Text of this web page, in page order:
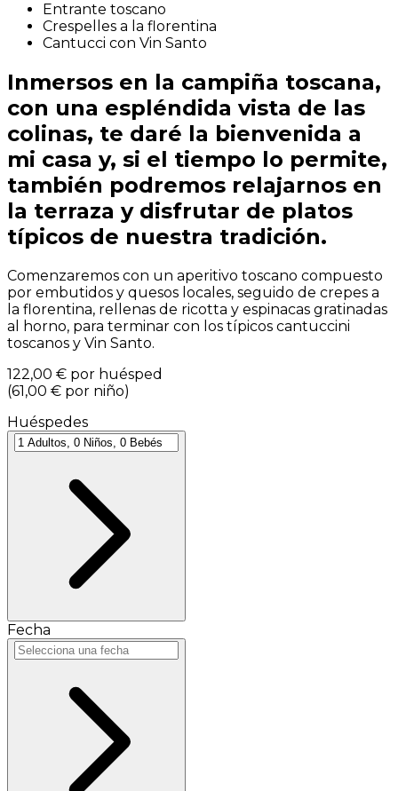
Entrante toscano
Crespelles a la florentina
Cantucci con Vin Santo
Inmersos en la campiña toscana,
con una espléndida vista de las
colinas, te daré la bienvenida a
mi casa y, si el tiempo lo permite,
también podremos relajarnos en
la terraza y disfrutar de platos
típicos de nuestra tradición.
Comenzaremos con un aperitivo toscano compuesto
por embutidos y quesos locales, seguido de crepes a
la florentina, rellenas de ricotta y espinacas gratinadas
al horno, para terminar con los típicos cantuccini
toscanos y Vin Santo.
122,00 € por huésped
(61,00 € por niño)
Huéspedes
Fecha